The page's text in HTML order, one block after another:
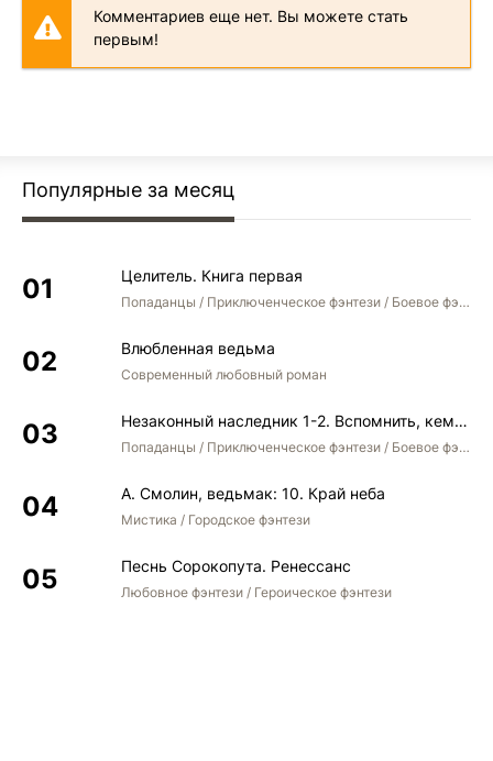
30
35
37
39
41
43
45
Комментариев еще нет. Вы можете стать
первым!
Популярные за месяц
Целитель. Книга первая
Попаданцы / Приключенческое фэнтези / Боевое фэнтези
Влюбленная ведьма
Современный любовный роман
Незаконный наследник 1-2. Вспомнить, кем был. Стать собой. Остаться собой
Попаданцы / Приключенческое фэнтези / Боевое фэнтези / Юмористическое фэнтези
А. Смолин, ведьмак: 10. Край неба
Мистика / Городское фэнтези
Песнь Сорокопута. Ренессанс
Любовное фэнтези / Героическое фэнтези